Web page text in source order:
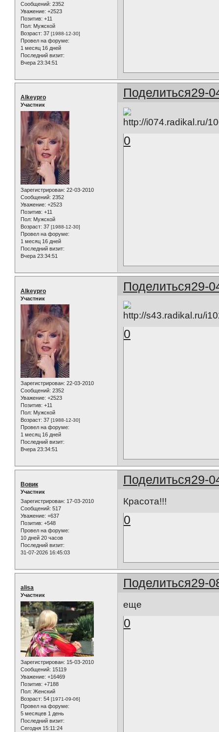
Сообщений: 2352
Уважение: +2523
Позитив: +11
Пол: Мужской
Возраст: 37 [1988-12-30]
Провел на форуме:
1 месяц 16 дней
Последний визит:
Вчера 23:34:51
Поделиться29-
Alkeypro
Участник
Зарегистрирован: 22-03-2010
Сообщений: 2352
Уважение: +2523
Позитив: +11
Пол: Мужской
Возраст: 37 [1988-12-30]
Провел на форуме:
1 месяц 16 дней
Последний визит:
Вчера 23:34:51
0
Поделиться29-
Alkeypro
Участник
Зарегистрирован: 22-03-2010
Сообщений: 2352
Уважение: +2523
Позитив: +11
Пол: Мужской
Возраст: 37 [1988-12-30]
Провел на форуме:
1 месяц 16 дней
Последний визит:
Вчера 23:34:51
0
Поделиться29-
Вовик
Участник
Зарегистрирован: 17-03-2010
Сообщений: 517
Уважение: +637
Позитив: +548
Провел на форуме:
10 дней 20 часов
Последний визит:
31-07-2026 16:45:03
Красота!!!
0
Поделиться29-
alisa
Участник
Зарегистрирован: 15-03-2010
Сообщений: 15119
Уважение: +16469
Позитив: +7188
Пол: Женский
Возраст: 54 [1971-09-06]
Провел на форуме:
5 месяцев 1 день
Последний визит:
Сегодня 15:11:24
еще
0